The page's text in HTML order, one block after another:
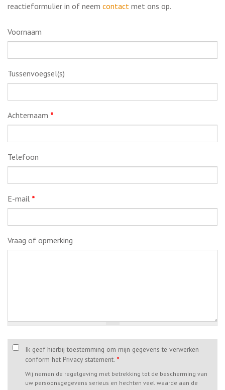
reactieformulier in of neem contact met ons op.
Voornaam
Tussenvoegsel(s)
Achternaam *
Telefoon
E-mail *
Vraag of opmerking
Ik geef hierbij toestemming om mijn gegevens te verwerken
conform het Privacy statement. *
Wij nemen de regelgeving met betrekking tot de bescherming van
uw persoonsgegevens serieus en hechten veel waarde aan de